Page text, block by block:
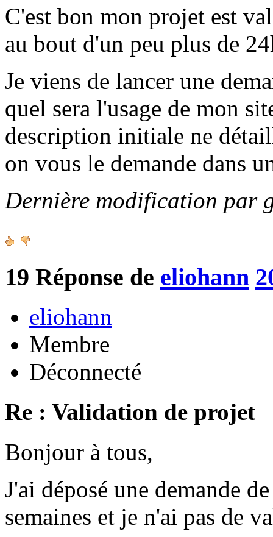
C'est bon mon projet est
au bout d'un peu plus de
Je viens de lancer une
quel sera l'usage de mon
description initiale ne
on vous le demande dans
Dernière modification par
19 Réponse de eliohann
eliohann
Membre
Déconnecté
Re : Validation de projet
Bonjour à tous,
J'ai déposé une demande
semaines et je n'ai pas de